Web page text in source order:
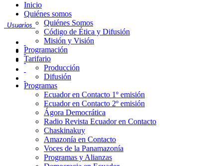
Usuarios
Inicio
Quiénes somos
Quiénes Somos
Código de Ética y Difusión
Misión y Visión
Programación
Tarifario
Producción
Difusión
Programas
Ecuador en Contacto 1º emisión
Ecuador en Contacto 2º emisión
Ágora Democrática
Radio Revista Ecuador en Contacto
Chaskinakuy
Amazonía en Contacto
Voces de la Panamazonía
Programas y Alianzas